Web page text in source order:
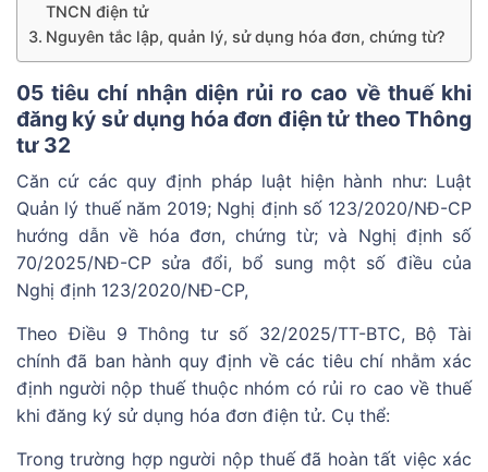
TNCN điện tử
Nguyên tắc lập, quản lý, sử dụng hóa đơn, chứng từ?
05 tiêu chí nhận diện rủi ro cao về thuế khi
đăng ký sử dụng hóa đơn điện tử theo Thông
tư 32
Căn cứ các quy định pháp luật hiện hành như: Luật
Quản lý thuế năm 2019; Nghị định số 123/2020/NĐ-CP
hướng dẫn về hóa đơn, chứng từ; và Nghị định số
70/2025/NĐ-CP sửa đổi, bổ sung một số điều của
Nghị định 123/2020/NĐ-CP,
Theo Điều 9 Thông tư số 32/2025/TT-BTC, Bộ Tài
chính đã ban hành quy định về các tiêu chí nhằm xác
định người nộp thuế thuộc nhóm có rủi ro cao về thuế
khi đăng ký sử dụng hóa đơn điện tử. Cụ thể:
Trong trường hợp người nộp thuế đã hoàn tất việc xác